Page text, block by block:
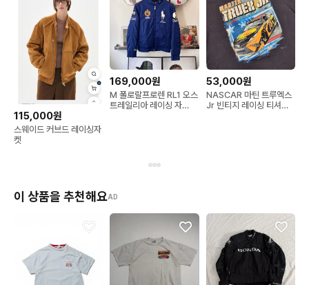
115,000원
스웨이드 커브드 레이싱자
켓
169,000원
M 폴로랄프로렌 RL1 오스
트레일리아 레이싱 자
53,000원
NASCAR 마틴 트루엑스
Jr 빈티지 레이싱 티셔츠
이 상품을 추천해요AD